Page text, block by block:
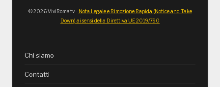
© 2026 ViviRoma.tv - Nota Legale e Rimozione Rapida (Notice and Take
Down) ai sensi della Direttiva UE 2019/790
Chi siamo
Contatti